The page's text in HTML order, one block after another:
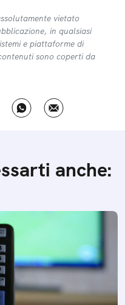
vietato
in qualsiasi
e piattaforme di
sono coperti da
anche: